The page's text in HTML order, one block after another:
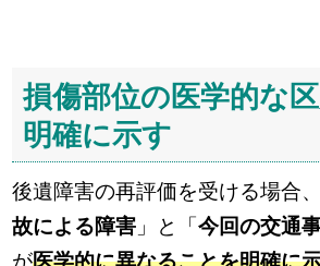
損傷部位の医学的な
明確に示す
後遺障害の再評価を受ける場合
故による障害 」と「今回の交通
が医学的に異なることを明確に